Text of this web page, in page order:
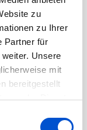
zu
zu Ihrer
Partner für
Unsere
mit
bereitgestellt
der Dienste